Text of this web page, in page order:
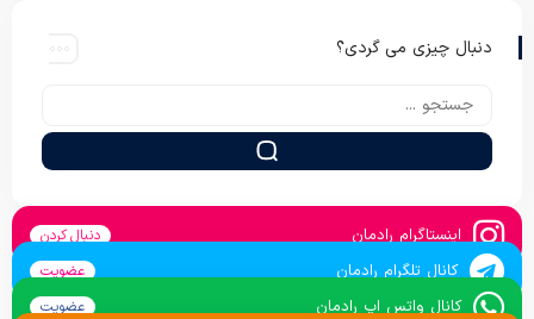
دنبال چیزی می گردی؟
اینستاگرام رادمان دنبال کردن
کانال تلگرام رادمان عضویت
کانال واتس اپ رادمان عضویت